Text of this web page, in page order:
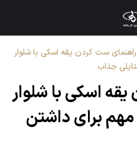
راهنمای ست کردن یقه اسکی با شلوار
جذاب
اسکی با شلوار
برای داشتن